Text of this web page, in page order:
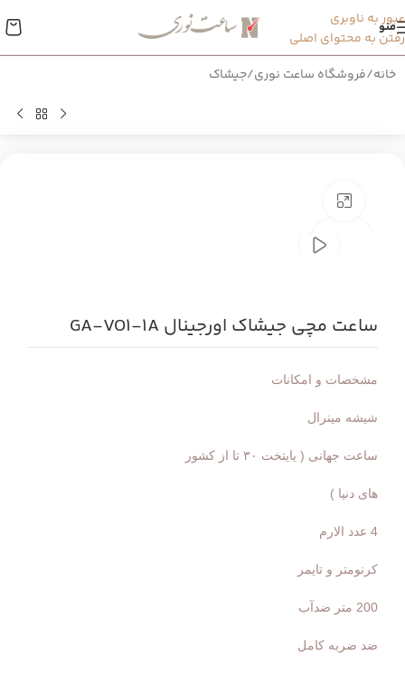
عبور به ناوبری
رفتن به محتوای اصلی
منو
خانه/فروشگاه ساعت نوری/جیشاک
ساعت مچی جیشاک اورجینال GA-VO1-1A
مشخصات و امكانات
شيشه مينرال
ساعت جهانى ( يايتخت ٣٠ تا از كشور
هاى دنيا )
4 عدد الارم
كرنومتر و تايمر
200 متر ضدآب
ضد ضربه كامل